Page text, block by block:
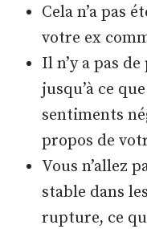
Cela n’a pas
votre ex
Il n’y a pas
jusqu’à ce
sentiments
propos de
Vous n’allez
stable dans
rupture, ce